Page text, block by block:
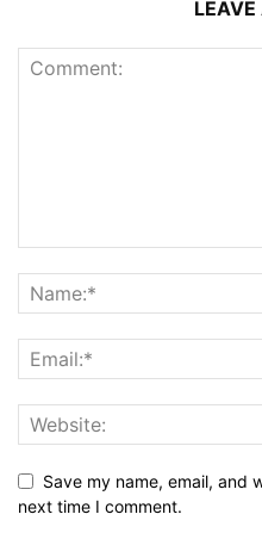
LEAVE
Save my name, email, and
next time I comment.